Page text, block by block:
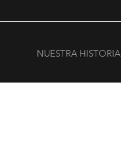
NUESTRA HISTORIA